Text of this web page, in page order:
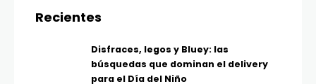
Recientes
Disfraces, legos y Bluey: las
búsquedas que dominan el delivery
para el Día del Niño